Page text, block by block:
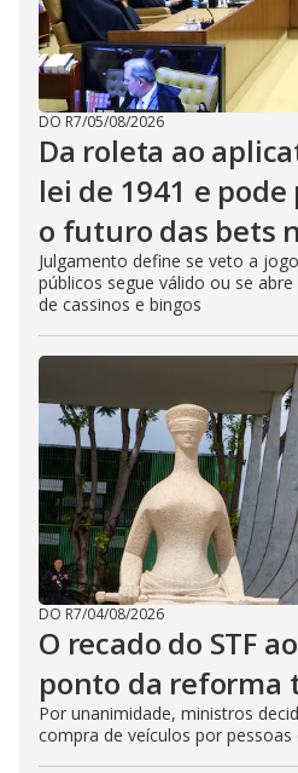
DO R7/05/08/2026
Da roleta ao
lei de 1941 e
o futuro das bets
Julgamento define se veto a
públicos segue válido ou se
de cassinos e bingos
DO R7/04/08/2026
O recado do STF
ponto da reforma
Por unanimidade, ministros
compra de veículos por pessoas